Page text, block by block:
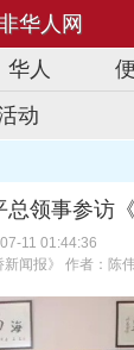
华人网
华人
动
领事参访
11 01:44:36
闻报》 作者：陈伟